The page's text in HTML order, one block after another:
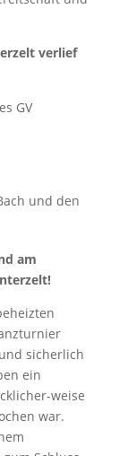
verlief
GV
und den
am
sicherlich
ein
weise
war.